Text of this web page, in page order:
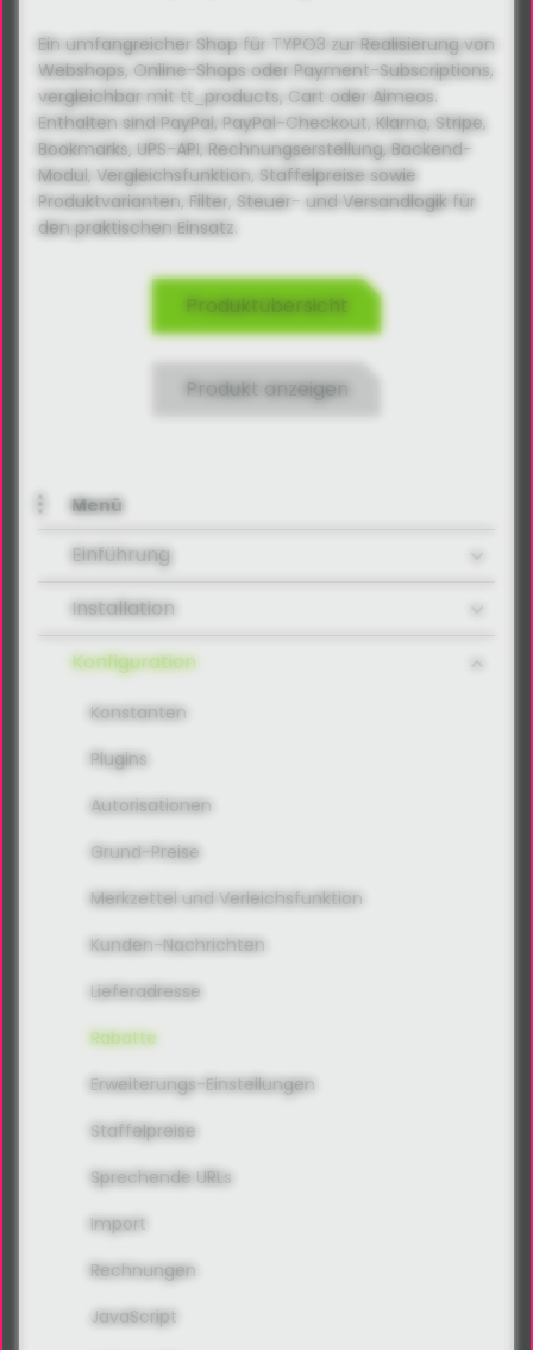
Ein umfangreicher Shop für TYPO3 zur Realisierung von
Webshops, Online-Shops oder Payment-Subscriptions,
vergleichbar mit tt_products, Cart oder Aimeos.
Enthalten sind PayPal, PayPal-Checkout, Klarna, Stripe,
Bookmarks, UPS-API, Rechnungs­erstellung, Backend-
Modul, Vergleichsfunktion, Staffelpreise sowie
Produktvarianten, Filter, Steuer- und Versandlogik für
den praktischen Einsatz.
Produktübersicht
Produkt anzeigen
Menü
Einführung
Installation
Konfiguration
Konstanten
Plugins
Autorisationen
Grund-Preise
Merkzettel und Verleichsfunktion
Kunden-Nachrichten
Lieferadresse
Rabatte
Erweiterungs-Einstellungen
Staffelpreise
Sprechende URLs
Import
Rechnungen
JavaScript